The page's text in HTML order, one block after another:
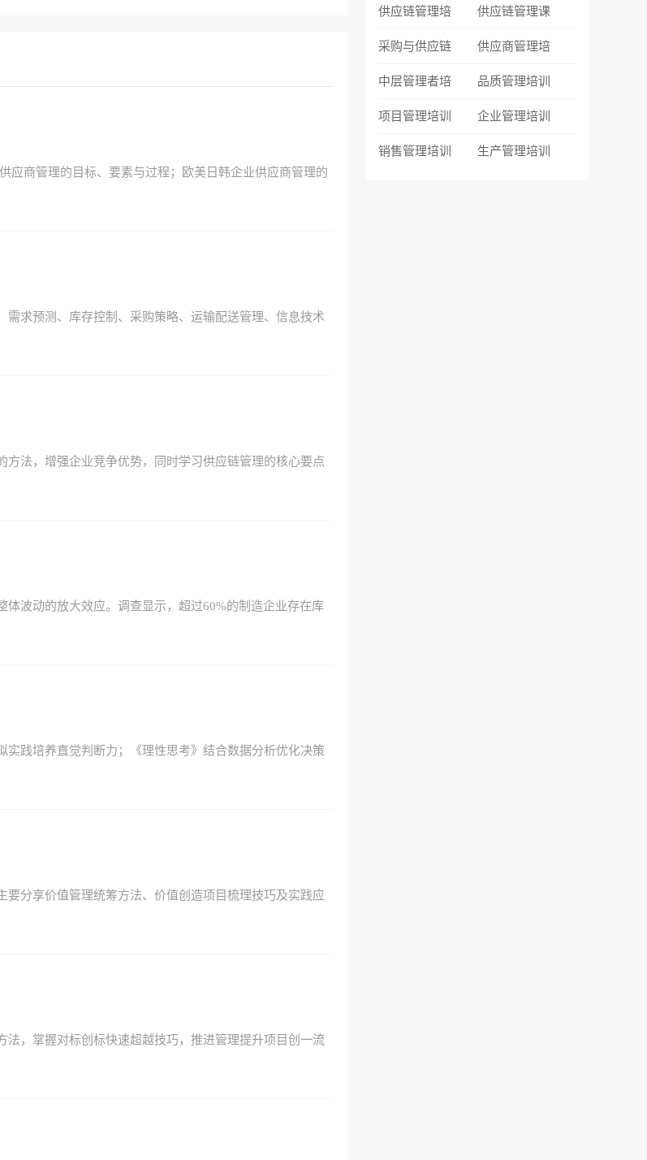
应商管理的目标、要素与过程；欧美日韩企业供应商管理的
求预测、库存控制、采购策略、运输配送管理、信息技术
法，增强企业竞争优势，同时学习供应链管理的核心要点
波动的放大效应。调查显示，超过60%的制造企业存在库
实践培养直觉判断力；《理性思考》结合数据分析优化决策
分享价值管理统筹方法、价值创造项目梳理技巧及实践应
，掌握对标创标快速超越技巧，推进管理提升项目创一流
供应链管理培 供应链管理课
采购与供应链 供应商管理培
中层管理者培 品质管理培训
项目管理培训 企业管理培训
销售管理培训 生产管理培训